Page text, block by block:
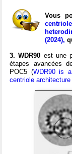
Vous
(2024),
3. WDR90 est une
étapes avancées
POC5 (WDR90 is
centriole